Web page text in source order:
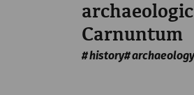
Carnuntum
history archaeology